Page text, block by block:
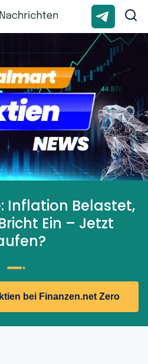
Inflation Belastet,
Ein – Jetzt
bei Finanzen.net Zero